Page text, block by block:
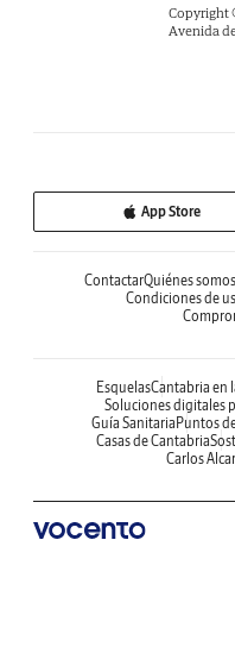
Copyright
Avenida
App Store
ContactarQuiénes somos
Condiciones de
EsquelasCantabria en
Soluciones digitales
Guía SanitariaPuntos
Casas de Cantabria
Carlos